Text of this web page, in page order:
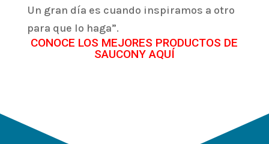
Un gran día es cuando inspiramos a otro
para que lo haga”.
CONOCE LOS MEJORES PRODUCTOS DE
SAUCONY AQUÍ